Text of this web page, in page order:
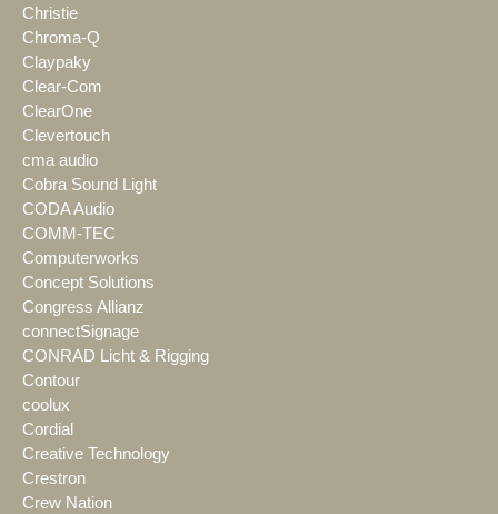
Christie
Chroma-Q
Claypaky
Clear-Com
ClearOne
Clevertouch
cma audio
Cobra Sound Light
CODA Audio
COMM-TEC
Computerworks
Concept Solutions
Congress Allianz
connectSignage
CONRAD Licht & Rigging
Contour
coolux
Cordial
Creative Technology
Crestron
Crew Nation